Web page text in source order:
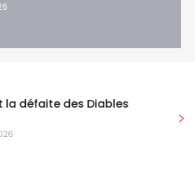
la défaite des Diables